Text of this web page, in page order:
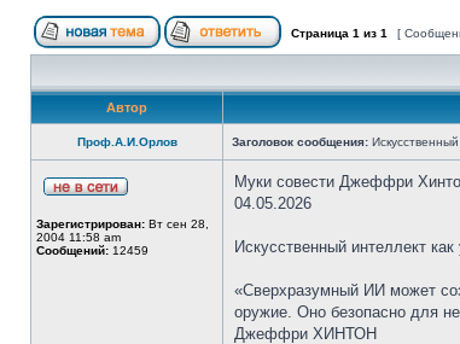
Страница 1 из 1 [
Автор
Проф.А.И.Орлов Заголовок сообщения:
Зарегистрирован: Вт сен 28,
2004 11:58 am
Сообщений: 12459
Муки совести Джеффри
04.05.2026
Искусственный интеллект как
«Сверхразумный ИИ может
оружие. Оно безопасно для
Джеффри ХИНТОН